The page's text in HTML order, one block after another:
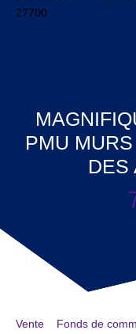
PMU
DES
Vente Fonds de